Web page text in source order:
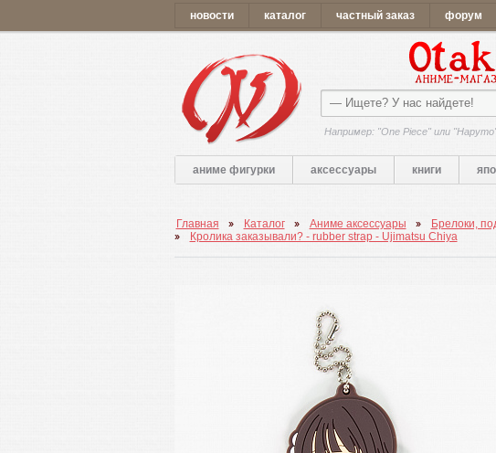
новости каталог частный заказ форум
Например: "One Piece" или
аниме фигурки
аксессуары книги
Главная Каталог Аниме аксессуары
Брелоки,
Кролика заказывали? - rubber strap - Ujimatsu Chiya